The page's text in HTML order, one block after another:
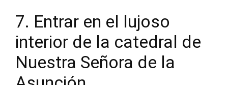
7. Entrar en el lujoso
interior de la catedral de
Nuestra Señora de la